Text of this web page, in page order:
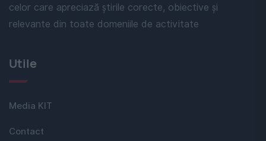
celor care apreciază știrile corecte, obiective și
relevante din toate domeniile de activitate
Utile
Media KIT
Contact